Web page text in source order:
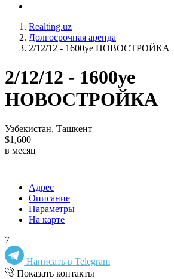
Realting.uz
Долгосрочная аренда
2/12/12 - 1600уе НОВОСТРОЙКА
2/12/12 - 1600уе
НОВОСТРОЙКА
Узбекистан, Ташкент
$1,600
в месяц
Адрес
Описание
Параметры
На карте
7
Написать в Telegram
Показать контакты